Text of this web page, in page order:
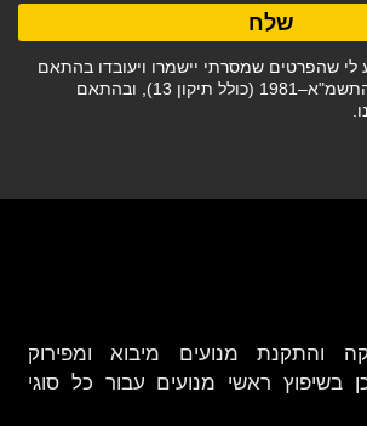
לי שהפרטים שמסרתי יישמרו ויעובדו בהתאם
לחוק הגנת הפרטיות, התשמ"א–1981 (כולל תיקון 13), ובהתאם
שלח
והתקנת מנועים מיבוא ומפירוק
בשיפוץ ראשי מנועים עבור כל סוגי